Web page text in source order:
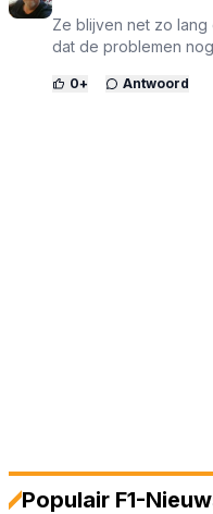
Ze blijven net zo
dat de problemen
0+ Antwoord
Populair F1-